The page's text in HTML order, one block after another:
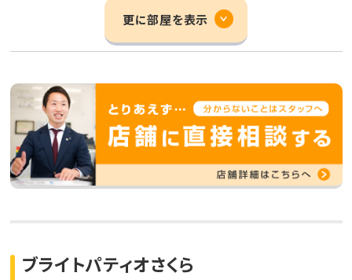
更に部屋を表示
ブライトパティオさくら